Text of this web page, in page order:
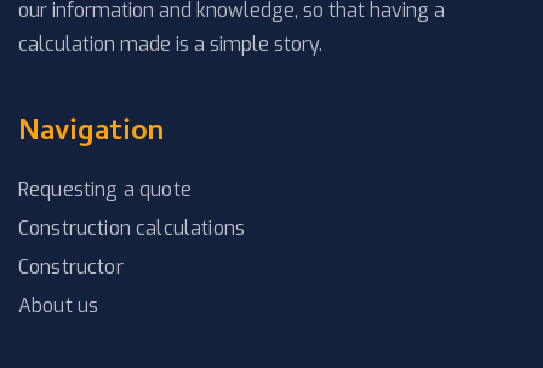
our information and knowledge, so that having a
calculation made is a simple story.
Navigation
Requesting a quote
Construction calculations
Constructor
About us